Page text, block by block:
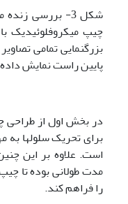
شکل 3- بررسی
پایین راست نمایش
در بخش اول از طراحی
برای تحریک سلولها
است. علاوه بر این
مدت طولانی بوده تا
را فراهم کند.